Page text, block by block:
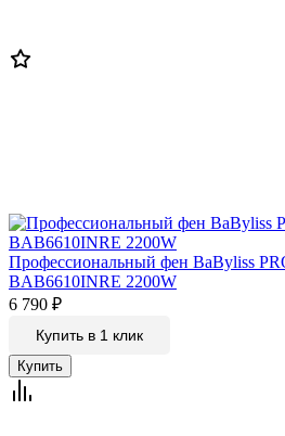
Профессиональный фен BaByliss
BAB6610INRE 2200W
6 790 ₽
Купить в 1 клик